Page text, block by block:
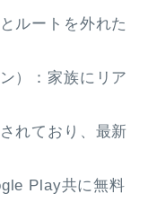
ルートを外れた
）：家族にリア
れており、最新
Play共に無料